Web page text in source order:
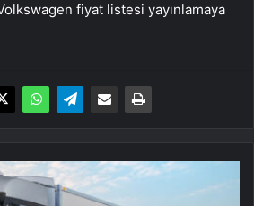
fiyat listesi yayınlamaya